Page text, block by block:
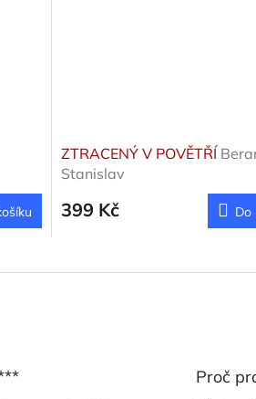
ZTRACENÝ V POVĚTŘÍ
Stanislav
399 Kč Do
Proč